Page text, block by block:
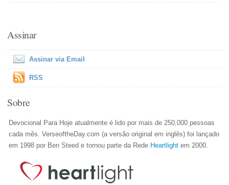
Assinar
Assinar via Email
RSS
Sobre
Devocional Para Hoje atualmente é lido por mais de 250,000 pessoas
cada mês. VerseoftheDay.com (a versão original em inglês) foi lançado
em 1998 por Ben Steed e tornou parte da Rede Heartlight em 2000.